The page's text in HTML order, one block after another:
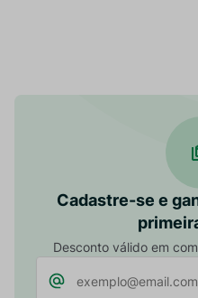
Cadastre-se e
Desconto válido em